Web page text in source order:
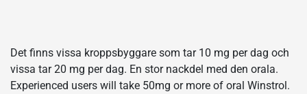
Det finns vissa kroppsbyggare som tar 10 mg per dag och
vissa tar 20 mg per dag. En stor nackdel med den orala.
Experienced users will take 50mg or more of oral Winstrol.